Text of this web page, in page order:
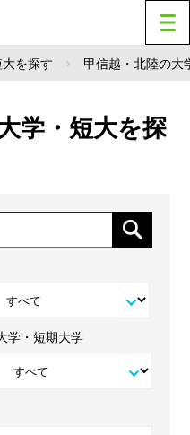
を探す 甲信越・北陸の大
学・短大を探
学・短期大学